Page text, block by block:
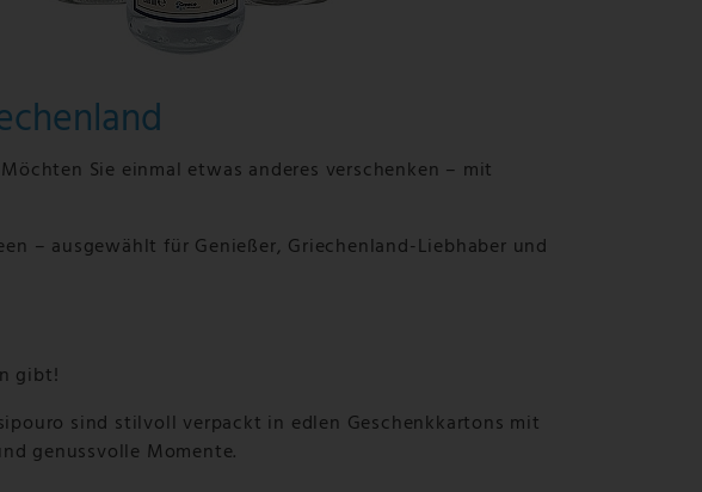
Sie einmal etwas anderes verschenken – mit
– ausgewählt für Genießer, Griechenland-Liebhaber und
gibt!
sind stilvoll verpackt in edlen Geschenkkartons mit
genussvolle Momente.